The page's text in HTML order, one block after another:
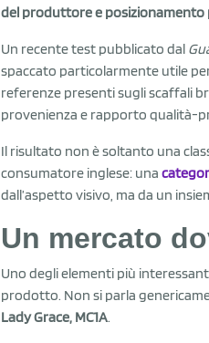
del produttore e posizionamento
Un recente test pubblicato dal
spaccato particolarmente utile
referenze presenti sugli scaffali
provenienza e rapporto qualità-
Il risultato non è soltanto una
consumatore inglese: una
dall’aspetto visivo, ma da un
Un mercato
Uno degli elementi più
prodotto. Non si parla
Lady Grace, MC1A.